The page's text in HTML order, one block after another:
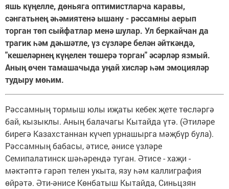
яшь күңелле, дөньяга оптимистларча каравы,
сәнгатьнең әһәмиятенә ышану - рәссамны аерып
торган төп сыйфатлар менә шулар. Ул беркайчан да
трагик һәм дәһшәтле, үз сүзләре белән әйткәндә,
"кешеләрнең күңелен төшерә торган" әсәрләр язмый.
Аның өчен тамашачыда уңай хисләр һәм эмоцияләр
тудыру мөһим.
Рәссамның тормыш юлы иҗаты кебек җете төсләргә
бай, кызыклы. Аның балачагы Кытайда үтә. (Әтиләре
бирегә Казахстаннан күчеп урнашырга мәҗбүр була).
Рәссамның бабасы, әтисе, әнисе үзләре
Семипалатинск шәһәрендә туган. Әтисе - хаҗи -
мәктәптә гарәп телен укыта, язу һәм каллиграфия
өйрәтә. Әти-әнисе Көнбатыш Кытайда, Синьцзян